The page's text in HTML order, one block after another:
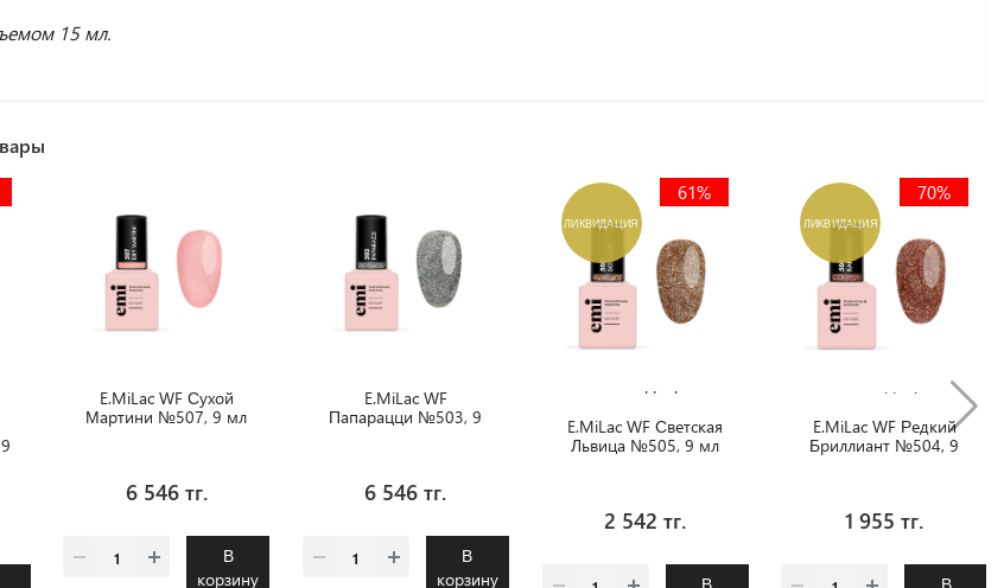
15 мл.
E.MiLac WF Сухой
Мартини №507, 9 мл
6 546 тг.
В
корзину
E.MiLac WF
Папарацци №503, 9
6 546 тг.
В
корзину
ЛИКВИДАЦИЯ
61%
E.MiLac WF Светская
Львица №505, 9 мл
2 542 тг.
ЛИКВИДАЦИЯ
70%
E.MiLac WF Редкий
Бриллиант №504, 9
1 955 тг.